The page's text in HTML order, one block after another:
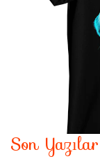
Son Yazılar